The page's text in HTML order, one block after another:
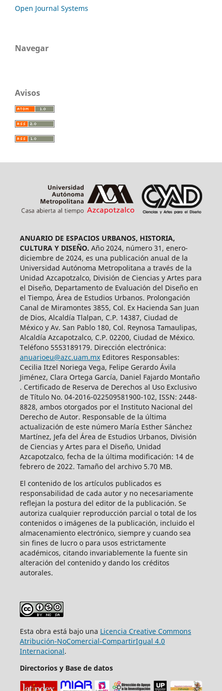
Open Journal Systems
Navegar
Avisos
ANUARIO DE ESPACIOS URBANOS, HISTORIA,
CULTURA Y DISEÑO. Año 2024, número 31, enero-
diciembre de 2024, es una publicación anual de la
Universidad Autónoma Metropolitana a través de la
Unidad Azcapotzalco, División de Ciencias y Artes para
el Diseño, Departamento de Evaluación del Diseño en
el Tiempo, Área de Estudios Urbanos. Prolongación
Canal de Miramontes 3855, Col. Ex Hacienda San Juan
de Dios, Alcaldía Tlalpan, C.P. 14387, Ciudad de
México y Av. San Pablo 180, Col. Reynosa Tamaulipas,
Alcaldía Azcapotzalco, C.P. 02200, Ciudad de México.
Teléfono 5553189179. Dirección electrónica:
anuarioeu@azc.uam.mxEditores Responsables:
Cecilia Itzel Noriega Vega, Felipe Gerardo Ávila
Jiménez, Clara Ortega García, Daniel Fajardo Montaño
. Certificado de Reserva de Derechos al Uso Exclusivo
de Título No. 04-2016-022509581900-102, ISSN: 2448-
8828, ambos otorgados por el Instituto Nacional del
Derecho de Autor. Responsable de la última
actualización de este número María Esther Sánchez
Martínez, Jefa del Área de Estudios Urbanos, División
de Ciencias y Artes para el Diseño, Unidad
Azcapotzalco, fecha de la última modificación: 14 de
febrero de 2022. Tamaño del archivo 5.70 MB.
El contenido de los artículos publicados es
responsabilidad de cada autor y no necesariamente
reflejan la postura del editor de la publicación. Se
autoriza cualquier reproducción parcial o total de los
contenidos o imágenes de la publicación, incluido el
almacenamiento electrónico, siempre y cuando sea
sin fines de lucro o para usos estrictamente
académicos, citando invariablemente la fuente sin
alteración del contenido y dando los créditos
autorales.
Esta obra está bajo una Licencia Creative Commons
Atribución-NoComercial-CompartirIgual 4.0
Internacional.
Directorios y Base de datos